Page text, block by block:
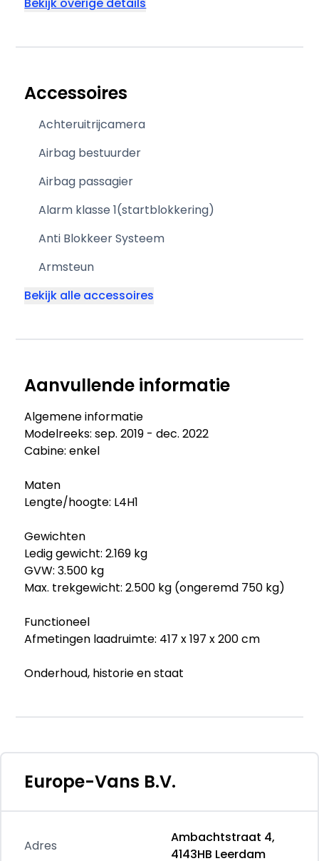
Accessoires
Achteruitrijcamera
Airbag bestuurder
Airbag passagier
Alarm klasse 1(startblokkering)
Anti Blokkeer Systeem
Armsteun
Bekijk alle accessoires
Aanvullende informatie
Algemene informatie
Modelreeks: sep. 2019 - dec. 2022
Cabine: enkel
Maten
Lengte/hoogte: L4H1
Gewichten
Ledig gewicht: 2.169 kg
GVW: 3.500 kg
Max. trekgewicht: 2.500 kg (ongeremd 750 kg)
Functioneel
Afmetingen laadruimte: 417 x 197 x 200 cm
Onderhoud, historie en staat
Financiële informatie
BTW/marge: BTW verrekenbaar voor
ondernemers
Beschikbare afleverpakketten:
Europe-Vans B.V.
Adres
Ambachtstraat 4,
4143HB Leerdam